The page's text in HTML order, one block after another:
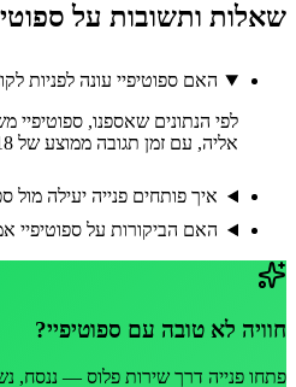
שאלות ותשובות על
האם ספוטיפיי עונה לפניות
אליה, עם זמן תגובה ממוצע של 18 דק'.
איך פותחים פנייה יעילה מול
האם הביקורות על ספוטיפיי
חוויה לא טובה עם ספוטיפיי?
פתחו פנייה דרך שירות פלוס — ננסח,